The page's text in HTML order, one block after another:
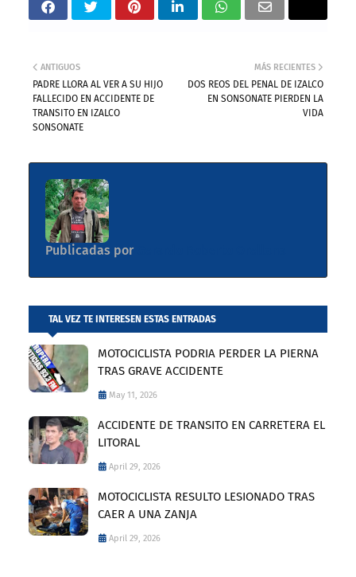
MÁS RECIENTES
DOS REOS DEL PENAL DE IZALCO
EN SONSONATE PIERDEN LA
VIDA
ANTIGUOS
PADRE LLORA AL VER A SU HIJO
FALLECIDO EN ACCIDENTE DE
TRANSITO EN IZALCO
SONSONATE
Publicadas porGerardo Roberto Orellana
TAL VEZ TE INTERESEN ESTAS ENTRADAS
MOTOCICLISTA PODRIA PERDER LA PIERNA
TRAS GRAVE ACCIDENTE
May 11, 2026
ACCIDENTE DE TRANSITO EN CARRETERA EL
LITORAL
April 29, 2026
MOTOCICLISTA RESULTO LESIONADO TRAS
CAER A UNA ZANJA
April 29, 2026